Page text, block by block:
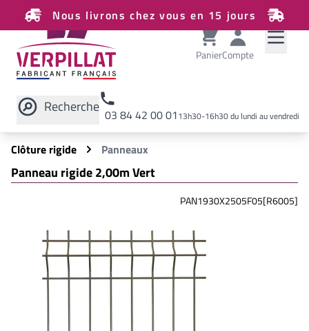
Nous livrons chez vous en 15 jours
PanierCompte
Recherche 03 84 42 00 0113h30-16h30 du lundi au vendredi
Rechercher sur le site
Clôture rigide
Panneaux
Panneau rigide 2,00m Vert
PAN1930X2505F05[R6005]